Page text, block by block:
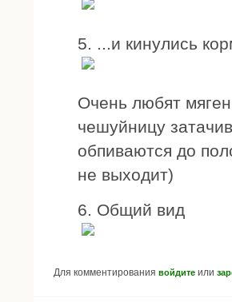
5. ...и кинулись
Очень любят
чешуйницу
обпиваются до
не выходит)
6. Общий вид
Для комментирования войдите или